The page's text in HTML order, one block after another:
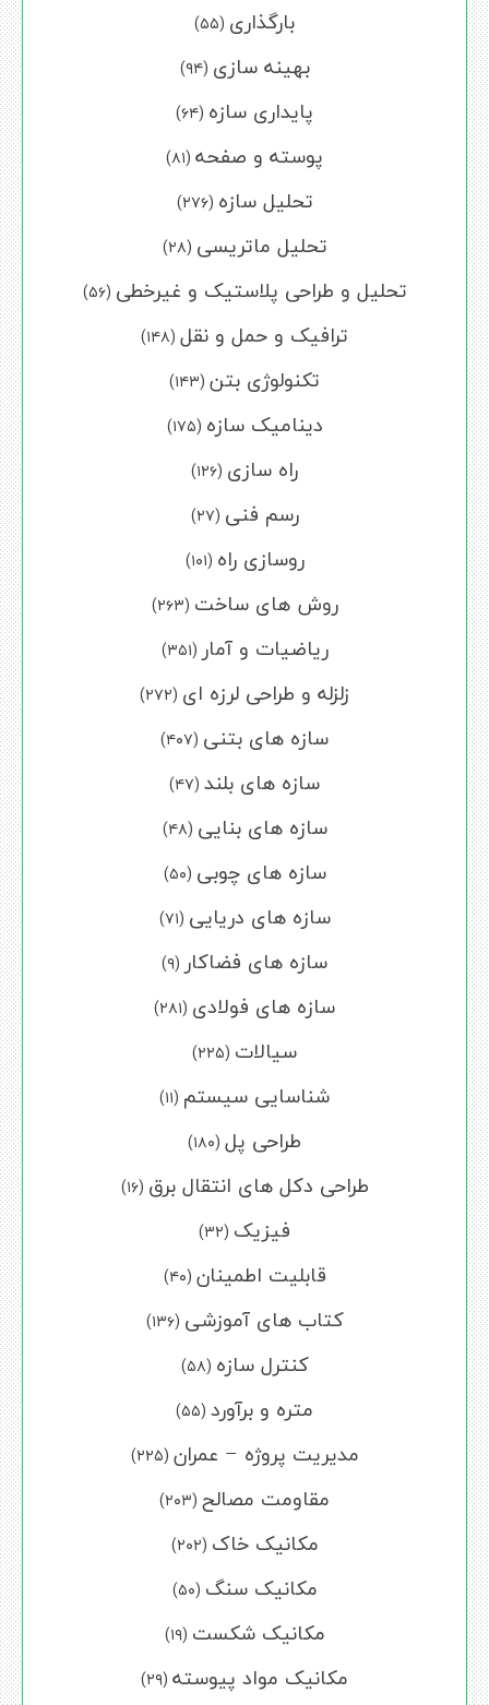
بارگذاری (۵۵)
بهینه سازی (۹۴)
پایداری سازه (۶۴)
پوسته و صفحه (۸۱)
تحلیل سازه (۲۷۶)
تحلیل ماتریسی (۲۸)
تحلیل و طراحی پلاستیک و غیرخطی (۵۶)
ترافیک و حمل و نقل (۱۴۸)
تکنولوژی بتن (۱۴۳)
دینامیک سازه (۱۷۵)
راه سازی (۱۲۶)
رسم فنی (۲۷)
روسازی راه (۱۰۱)
روش های ساخت (۲۶۳)
ریاضیات و آمار (۳۵۱)
زلزله و طراحی لرزه ای (۲۷۲)
سازه های بتنی (۴۰۷)
سازه های بلند (۴۷)
سازه های بنایی (۴۸)
سازه های چوبی (۵۰)
سازه های دریایی (۷۱)
سازه های فضاکار (۹)
سازه های فولادی (۲۸۱)
سیالات (۲۲۵)
شناسایی سیستم (۱۱)
طراحی پل (۱۸۰)
طراحی دکل های انتقال برق (۱۶)
فیزیک (۳۲)
قابلیت اطمینان (۴۰)
کتاب های آموزشی (۱۳۶)
کنترل سازه (۵۸)
متره و برآورد (۵۵)
مدیریت پروژه – عمران (۲۲۵)
مقاومت مصالح (۲۰۳)
مکانیک خاک (۲۰۲)
مکانیک سنگ (۵۰)
مکانیک شکست (۱۹)
مکانیک مواد پیوسته (۲۹)